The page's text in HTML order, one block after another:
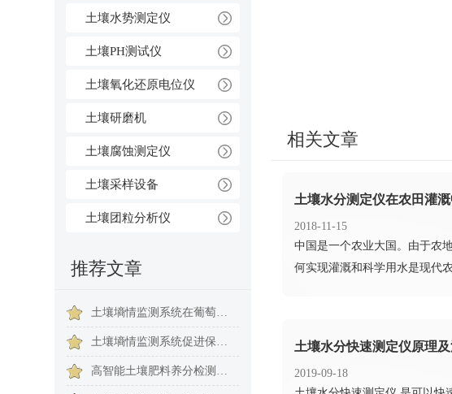
土壤水势测定仪
土壤PH测试仪
土壤氧化还原电位仪
土壤研磨机
土壤腐蚀测定仪
土壤采样设备
土壤团粒分析仪
推荐文章
土壤墒情监测系统在葡萄种植中的重要作用
土壤墒情监测系统促进保墒工作顺利进行
高智能土壤肥料养分检测仪让复杂养分检测变得简单、高效、可靠​
相关文章
土壤水分测定仪在农田灌
2018-11-15
中国是一个农业大国。由于农
何实现灌溉和科学用水是现代
土壤水分快速测定仪原理
2019-09-18